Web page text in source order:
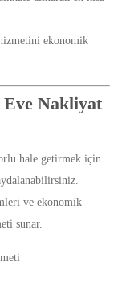
ekonomik
Nakliyat
hale getirmek için
ve ekonomik
sunar.